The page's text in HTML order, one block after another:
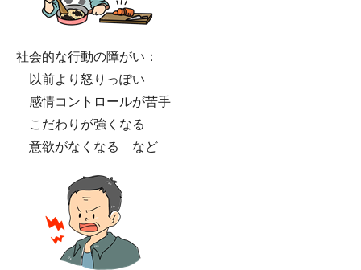
社会的な行動の障がい：
以前より怒りっぽい
感情コントロールが苦手
こだわりが強くなる
意欲がなくなる など